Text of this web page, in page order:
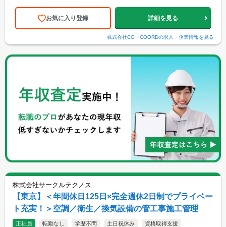
お気に入り登録 詳細を見る
株式会社CO・COORDの求人・企業情報を見る
株式会社サークルテクノス
【東京】＜年間休日125日×完全週休2日制でプライベー
ト充実！＞空調／衛生／換気設備の管工事施工管理
正社員 転勤なし 学歴不問 土日祝休み 資格取得支援